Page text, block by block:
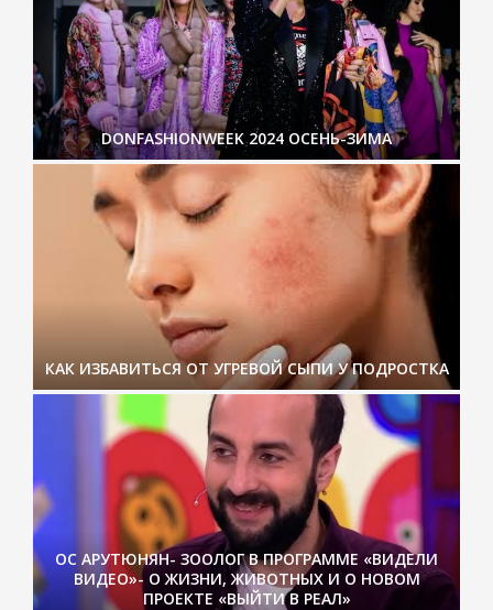
DONFASHIONWEEK 2024 ОСЕНЬ-ЗИМА
КАК ИЗБАВИТЬСЯ ОТ УГРЕВОЙ СЫПИ У ПОДРОСТКА
ОС АРУТЮНЯН- ЗООЛОГ В ПРОГРАММЕ «ВИДЕЛИ
ВИДЕО»- О ЖИЗНИ, ЖИВОТНЫХ И О НОВОМ
ПРОЕКТЕ «ВЫЙТИ В РЕАЛ»